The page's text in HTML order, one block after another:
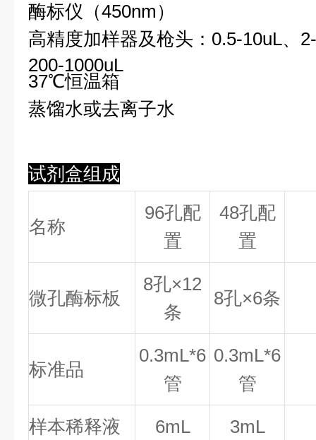
酶标仪（450nm）
高精度加样器及枪头：0.5-10uL、
200-1000uL
37℃恒温箱
蒸馏水或去离子水
试剂盒组成
名称
96孔配
置
48孔配
置
微孔酶标板
8孔×12
条
8孔×6条
标准品
0.3mL*6
管
0.3mL*6
管
样本稀释液 6mL 3mL